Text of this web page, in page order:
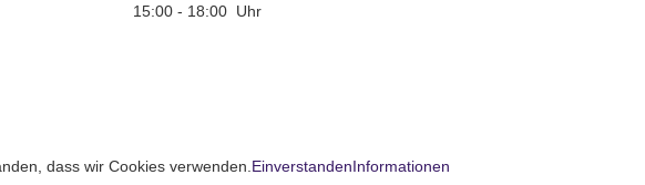
15:00 - 18:00 Uhr
dass wir Cookies verwenden.EinverstandenInformationen